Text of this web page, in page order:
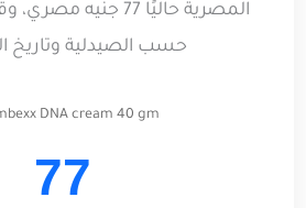
المصرية حاليًا 77
حسب الصيدلية وتاريخ
DNA cream 40 gm
77